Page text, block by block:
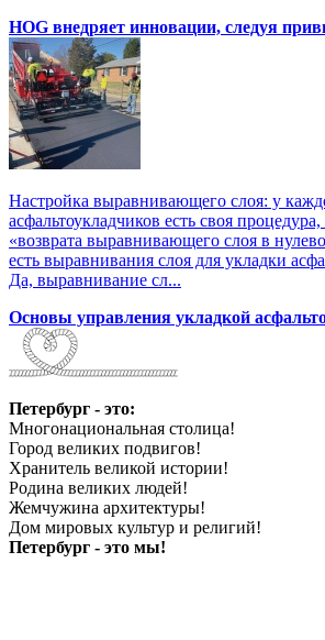
HOG внедряет инновации, следуя
Настройка выравнивающего слоя: у
асфальтоукладчиков есть своя
«возврата выравнивающего слоя в
есть выравнивания слоя для укладки
Да, выравнивание сл...
Основы управления укладкой
Петербург - это:
Многонациональная столица!
Город великих подвигов!
Хранитель великой истории!
Родина великих людей!
Жемчужина архитектуры!
Дом мировых культур и религий!
Петербург - это мы!